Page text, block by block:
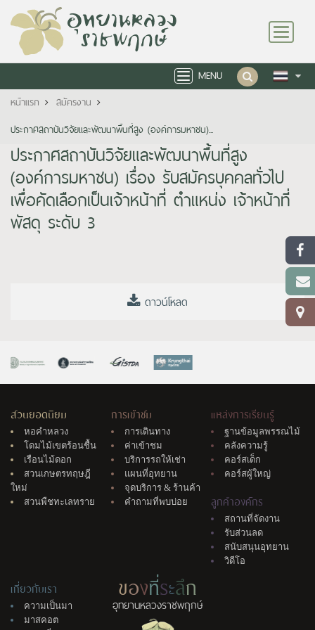
Toggle
navigation
MENU
Toggle
navigation
หน้าแรก
สมัครงาน
ประกาศสถาบันวิจัยและพัฒนาพื้นที่สูง (องค์การมหาชน)...
ประกาศสถาบันวิจัยและพัฒนาพื้นที่สูง
(องค์การมหาชน) เรื่อง รับสมัครบุคคลทั่วไป
เพื่อคัดเลือกเป็นเจ้าหน้าที่ ตำแหน่ง เจ้าหน้าที่
พัสดุ ระดับ 3
ดาวน์โหลด
สวนยอดนิยม
หอคำหลวง
โดมไม้เขตร้อนชื้น
เรือนไม้ดอก
สวนเกษตรทฤษฎี
ใหม่
สวนพืชทะเลทราย
การเข้าชม
การเดินทาง
ค่าเข้าชม
บริการรถให้เช่า
แผนที่อุทยาน
จุดบริการ & ร้านค้า
คำถามที่พบบ่อย
แหล่งการเรียนรู้
ฐานข้อมูลพรรณไม้
คลังความรู้
คอร์สเด็ก
คอร์สผู้ใหญ่
ลูกค้าองค์กร
สถานที่จัดงาน
รับส่วนลด
สนับสนุนอุทยาน
วิดีโอ
เกี่ยวกับเรา
ความเป็นมา
มาสคอต
ของที่ระลึก
อุทยานหลวงราชพฤกษ์